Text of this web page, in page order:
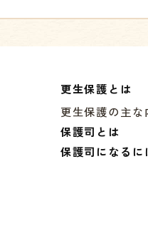
更生保護とは
更生保護の主な
保護司とは
保護司になるに